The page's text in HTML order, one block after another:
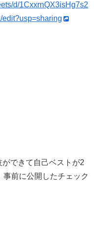
d/1CxxrnQX3isHg7s2
edit?usp=sharing
できて自己ベストが2
前に公開したチェック